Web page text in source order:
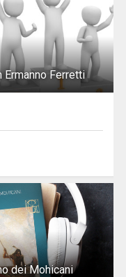
Ferretti
dei Mohicani